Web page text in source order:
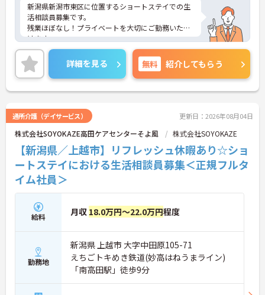
新潟県新潟市東区に位置するショートステイでの生
活相談員募集です。
残業ほぼなし！プライベートを大切にご勤務いただ
けます。
ご興味をお持ちの方には詳細の情報や面接のポイン
トをお伝えしますのでお気軽にお問い合わせくださ
いませ。
詳細を見る 無料 紹介してもらう
通所介護（デイサービス） 更新日：2026年08月04日
株式会社SOYOKAZE高田ケアセンターそよ風 株式会社SOYOKAZE
【新潟県／上越市】リフレッシュ休暇あり☆ショ
ートステイにおける生活相談員募集＜正規フルタ
イム社員＞
給料 月収 18.0万円～22.0万円程度
勤務地
新潟県 上越市 大字中田原105-71
えちごトキめき鉄道(妙高はねうまライン)
「南高田駅」徒歩9分